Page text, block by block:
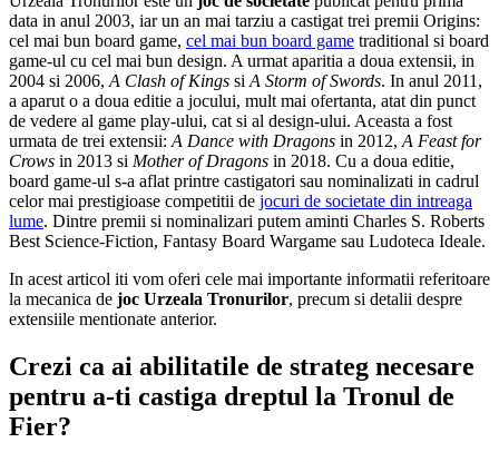
data in anul 2003, iar un an mai tarziu a castigat trei premii Origins:
cel mai bun board game, cel mai bun board game traditional si board
game-ul cu cel mai bun design. A urmat aparitia a doua extensii, in
2004 si 2006, A Clash of Kings si A Storm of Swords. In anul 2011,
a aparut o a doua editie a jocului, mult mai ofertanta, atat din punct
de vedere al game play-ului, cat si al design-ului. Aceasta a fost
urmata de trei extensii: A Dance with Dragons in 2012, A Feast for
Crows in 2013 si Mother of Dragons in 2018. Cu a doua editie,
board game-ul s-a aflat printre castigatori sau nominalizati in cadrul
celor mai prestigioase competitii de jocuri de societate din intreaga
lume. Dintre premii si nominalizari putem aminti Charles S. Roberts
Best Science-Fiction, Fantasy Board Wargame sau Ludoteca Ideale.
In acest articol iti vom oferi cele mai importante informatii referitoare
la mecanica de joc Urzeala Tronurilor, precum si detalii despre
extensiile mentionate anterior.
Crezi ca ai abilitatile de strateg necesare
pentru a-ti castiga dreptul la Tronul de
Fier?